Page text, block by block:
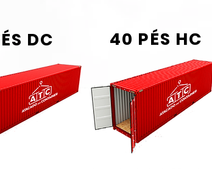
DC 40 PÉS HC